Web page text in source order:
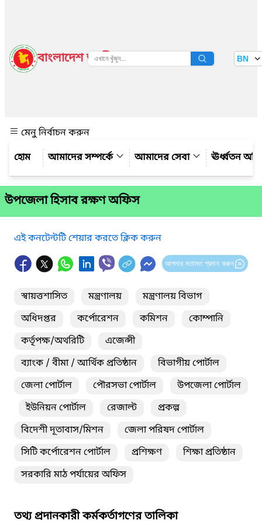
বাংলাদেশ জাতীয় তথ্য বাতায়ন BN
মেনু নির্বাচন করুন
আমাদের সম্পর্কে
আমাদের সেবা ঊর্ধ্বতন
উপজেলা হিসাব রক্ষণ অফিস
এই কনটেন্টটি শেয়ার করতে ক্লিক করুন
আপনার মতামত প্রদান করুন
স্বায়ত্তশাসিত মন্ত্রণালয়
মন্ত্রণালয় বিভাগ
অধিদপ্তর
কর্পোরেশন কমিশন
কোম্পানি
কর্তৃপক্ষ/অথরিটি
এজেন্সী
ব্যাংক / বীমা / আর্থিক প্রতিষ্ঠান
বিভাগীয় পোর্টাল
জেলা পোর্টাল
পৌরসভা পোর্টাল
উপজেলা পোর্টাল
ইউনিয়ন পোর্টাল
রেজাল্ট
প্রকল্প
বিদেশী দূতাবাস/মিশন
জেলা পরিষদ পোর্টাল
সিটি কর্পোরেশন পোর্টাল
প্রশিক্ষণ
শিক্ষা প্রতিষ্ঠান
সরকারি মাঠ পর্যায়ের অফিস
তথ্য প্রদানকারী কর্মকর্তাগণের তালিকা